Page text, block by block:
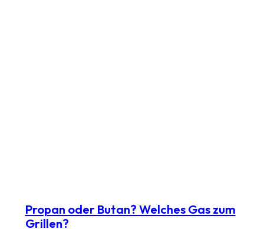
Propan oder Butan? Welches Gas zum
Grillen?